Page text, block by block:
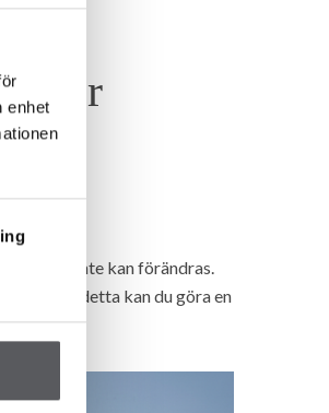
enhet
inte kan förändras.
Utöver detta kan du göra en